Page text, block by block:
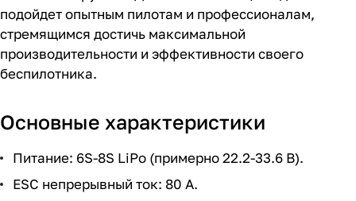
подойдет опытным пилотам и профессионалам,
стремящимся достичь максимальной
производительности и эффективности своего
беспилотника.
Основные характеристики
Питание: 6S-8S LiPo (примерно 22.2-33.6 В).
ESC непрерывный ток: 80 А.